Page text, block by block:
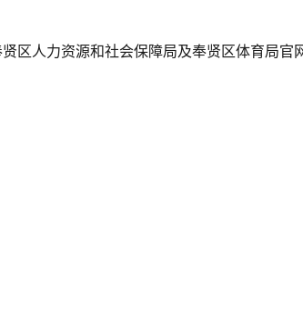
区人力资源和社会保障局及奉贤区体育局官